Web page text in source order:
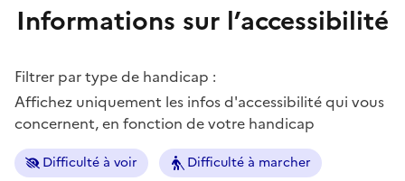
Informations sur l’accessibilité
Filtrer par type de handicap :
Affichez uniquement les infos d'accessibilité qui vous
concernent, en fonction de votre handicap
Difficulté à voir Difficulté à marcher